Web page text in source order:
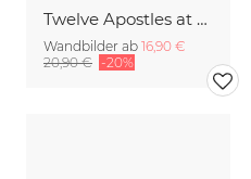
Twelve Apostles at Sunset
Wandbilder ab 16,90 €
20,90 € -20%